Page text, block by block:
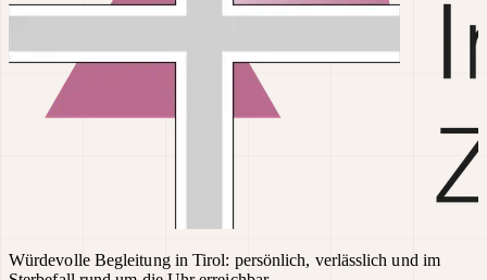
Würdevolle Begleitung in Tirol: persönlich, verlässlich und im